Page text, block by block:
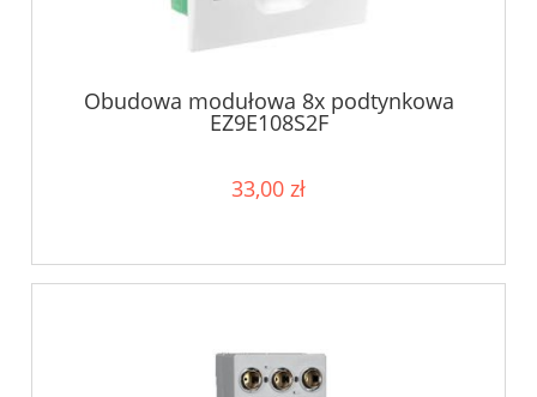
Obudowa modułowa 8x podtynkowa
EZ9E108S2F
33,00 zł